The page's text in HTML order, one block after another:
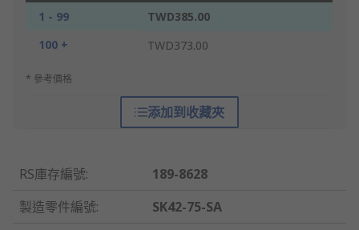
1 - 99
TWD385.00
100 +
TWD373.00
* 參考價格
添加到收藏夾
RS庫存編號:
189-8628
製造零件編號:
SK42-75-SA